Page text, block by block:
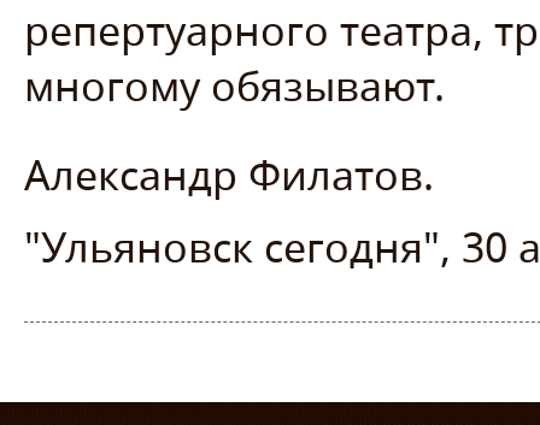
репертуарного театра,
многому обязывают.
Александр Филатов.
"Ульяновск сегодня", 30